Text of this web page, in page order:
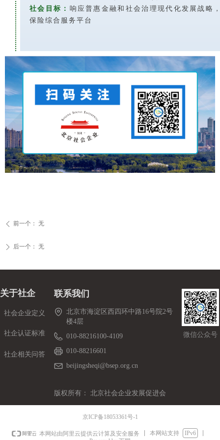
社会目标： 响应普惠金融和社会治理现代化发展战略
保险综合服务平台
ꄴ 前一个： 无
ꄲ 后一个： 无
联系我们
北京市海淀区西四环中路16号院2号
楼4层
010-88216100-4109
010-88216601
beijingsheqi@bsep.org.cn
微信公众号
版权所有： 北京社会企业发展促进会
社会企业定义
社企认证标准
社企相关问答
关于社企
京ICP备18053361号-1
本网站由阿里云提供云计算及安全服务 本网站支持
IPv6